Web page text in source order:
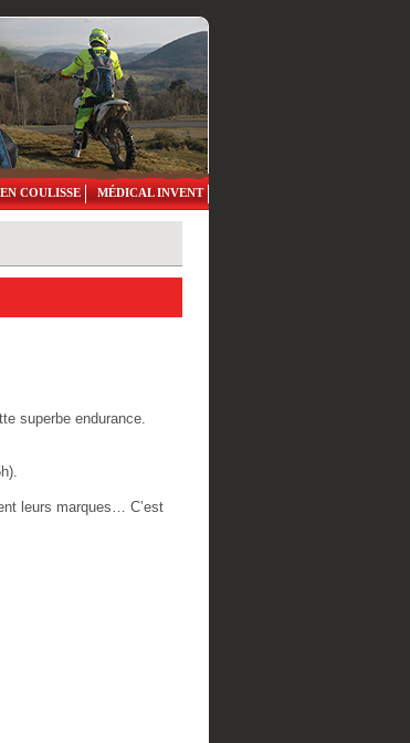
COULISSE MÉDICAL INVENT
superbe endurance.
leurs marques… C’est